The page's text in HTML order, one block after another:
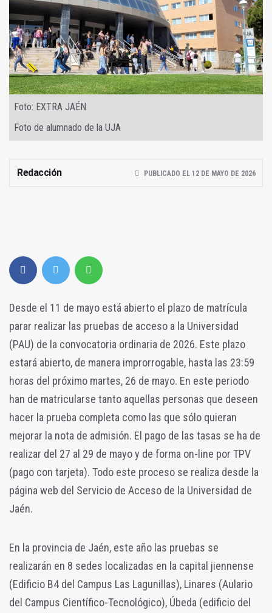
Foto: EXTRA JAÉN
Foto de alumnado de la UJA
Redacción PUBLICADO EL 12 DE MAYO DE 2026
Desde el 11 de mayo está abierto el plazo de matrícula
parar realizar las pruebas de acceso a la Universidad
(PAU) de la convocatoria ordinaria de 2026. Este plazo
estará abierto, de manera improrrogable, hasta las 23:59
horas del próximo martes, 26 de mayo. En este periodo
han de matricularse tanto aquellas personas que deseen
hacer la prueba completa como las que sólo quieran
mejorar la nota de admisión. El pago de las tasas se ha de
realizar del 27 al 29 de mayo y de forma on-line por TPV
(pago con tarjeta). Todo este proceso se realiza desde la
página web del Servicio de Acceso de la Universidad de
Jaén.
En la provincia de Jaén, este año las pruebas se
realizarán en 8 sedes localizadas en la capital jiennense
(Edificio B4 del Campus Las Lagunillas), Linares (Aulario
del Campus Científico-Tecnológico), Úbeda (edificio del